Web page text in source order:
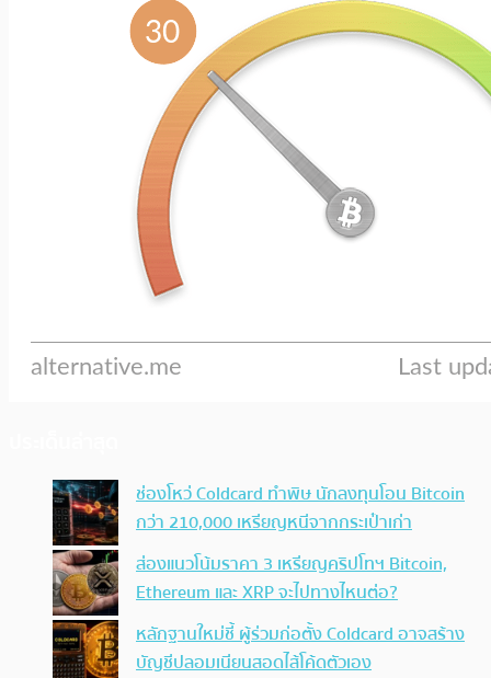
ช่องโหว่ Coldcard ทำพิษ นักลงทุนโอน Bitcoin
กว่า 210,000 เหรียญหนีจากกระเป๋าเก่า
ส่องแนวโน้มราคา 3 เหรียญคริปโทฯ Bitcoin,
Ethereum และ XRP จะไปทางไหนต่อ?
หลักฐานใหม่ชี้ ผู้ร่วมก่อตั้ง Coldcard อาจสร้าง
บัญชีปลอมเนียนสอดไส้โค้ดตัวเอง